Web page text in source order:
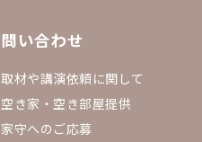
問い合わせ
取材や講演依頼に関して
空き家・空き部屋提供
家守へのご応募